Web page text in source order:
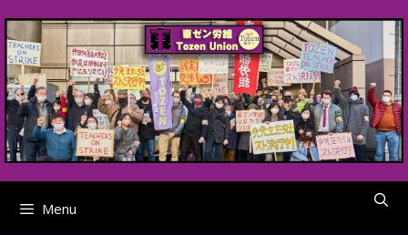
to
content
Menu